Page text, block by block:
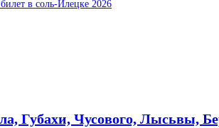
в соль-Илецке 2026
Губахи, Чусового, Лысьвы,